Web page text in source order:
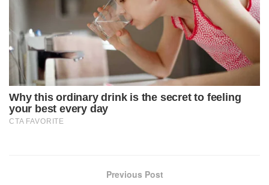
Previous Post